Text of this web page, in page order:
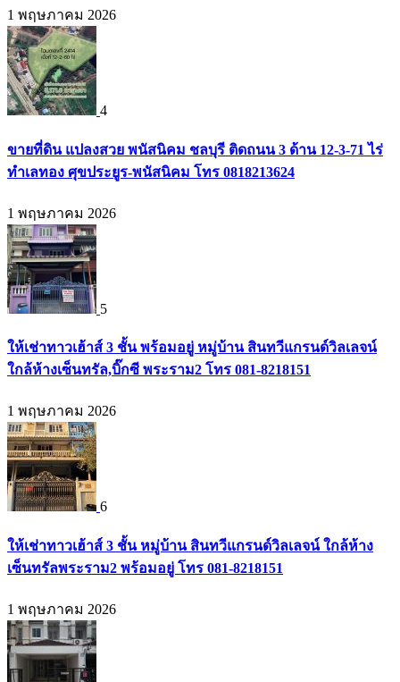
1 พฤษภาคม 2026
4
ขายที่ดิน แปลงสวย พนัสนิคม ชลบุรี ติดถนน 3 ด้าน 12-3-71 ไร่
ทำเลทอง ศุขประยูร-พนัสนิคม โทร 0818213624
1 พฤษภาคม 2026
5
ให้เช่าทาวเฮ้าส์ 3 ชั้น พร้อมอยู่ หมู่บ้าน สินทวีแกรนด์วิลเลจน์
ใกล้ห้างเซ็นทรัล,บิ๊กซี พระราม2 โทร 081-8218151
1 พฤษภาคม 2026
6
ให้เช่าทาวเฮ้าส์ 3 ชั้น หมู่บ้าน สินทวีแกรนด์วิลเลจน์ ใกล้ห้าง
เซ็นทรัลพระราม2 พร้อมอยู่ โทร 081-8218151
1 พฤษภาคม 2026